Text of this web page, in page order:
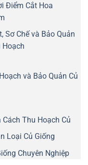
Điểm Cắt Hoa
Sơ Chế và Bảo Quản
Hoạch
và Bảo Quản Củ
Thu Hoạch Củ
Loại Củ Giống
Chuyên Nghiệp